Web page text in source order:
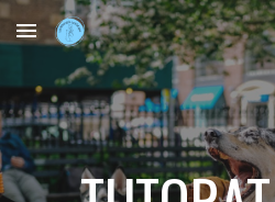
Skip to main content